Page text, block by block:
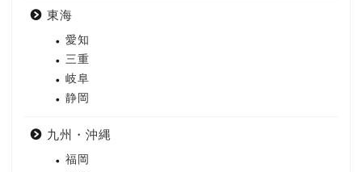
東海
愛知
三重
岐阜
静岡
九州・沖縄
福岡